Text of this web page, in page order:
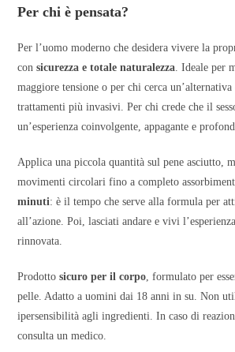
Per chi è pensata?
Per l’uomo moderno che desidera vivere la
consicurezza e totale naturalezza. Ideale per
maggiore tensione o per chi cerca
trattamenti più invasivi. Per chi crede che il
un’esperienza coinvolgente, appagante e
Applica una piccola quantità sul pene asciutto,
movimenti circolari fino a completo
minuti: è il tempo che serve alla formula per
all’azione. Poi, lasciati andare e vivi
rinnovata.
Prodottosicuro per il corpo, formulato per
pelle. Adatto a uomini dai 18 anni in su. Non
ipersensibilità agli ingredienti. In caso di
consulta un medico.